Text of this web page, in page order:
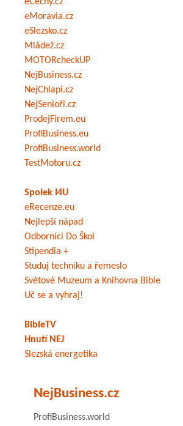
eČechy.cz
eMoravia.cz
eSlezsko.cz
Mládež.cz
MOTORcheckUP
NejBusiness.cz
NejChlapi.cz
NejSenioři.cz
ProdejFirem.eu
ProfiBusiness.eu
ProfiBusiness.world
TestMotoru.cz
Spolek I4U
eRecenze.eu
Nejlepší nápad
Odborníci Do Škol
Stipendia +
Studuj techniku a řemeslo
Světové Muzeum a Knihovna Bible
Uč se a vyhraj!
BibleTV
Hnutí NEJ
Slezská energetika
NejBusiness.cz
ProfiBusiness.world